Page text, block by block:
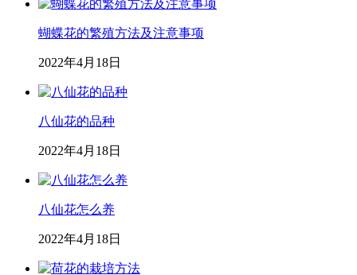
蝴蝶花的繁殖方法及注意事项
2022年4月18日
八仙花的品种
2022年4月18日
八仙花怎么养
2022年4月18日